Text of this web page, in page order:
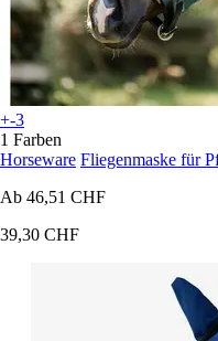
+-3
1 Farben
Horseware Fliegenmaske für
Ab 46,51 CHF
39,30 CHF